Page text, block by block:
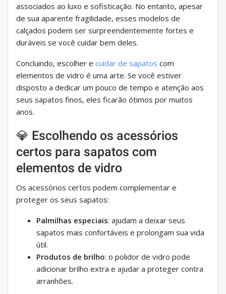
associados ao luxo e sofisticação. No entanto, apesar
de sua aparente fragilidade, esses modelos de
calçados podem ser surpreendentemente fortes e
duráveis ​​se você cuidar bem deles.
Concluindo, escolher e cuidar de sapatos com
elementos de vidro é uma arte. Se você estiver
disposto a dedicar um pouco de tempo e atenção aos
seus sapatos finos, eles ficarão ótimos por muitos
anos.
💎 Escolhendo os acessórios
certos para sapatos com
elementos de vidro
Os acessórios certos podem complementar e
proteger os seus sapatos:
Palmilhas especiais: ajudam a deixar seus
sapatos mais confortáveis ​​e prolongam sua vida
útil.
Produtos de brilho: o polidor de vidro pode
adicionar brilho extra e ajudar a proteger contra
arranhões.